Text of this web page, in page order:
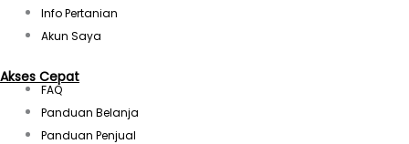
Info Pertanian
Akun Saya
Akses Cepat
FAQ
Panduan Belanja
Panduan Penjual